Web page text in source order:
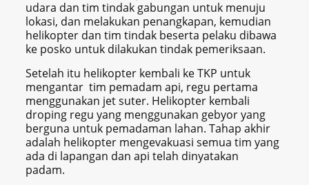
udara dan tim tindak gabungan untuk menuju
lokasi, dan melakukan penangkapan, kemudian
helikopter dan tim tindak beserta pelaku dibawa
ke posko untuk dilakukan tindak pemeriksaan.
Setelah itu helikopter kembali ke TKP untuk
mengantar tim pemadam api, regu pertama
menggunakan jet suter. Helikopter kembali
droping regu yang menggunakan gebyor yang
berguna untuk pemadaman lahan. Tahap akhir
adalah helikopter mengevakuasi semua tim yang
ada di lapangan dan api telah dinyatakan
padam.